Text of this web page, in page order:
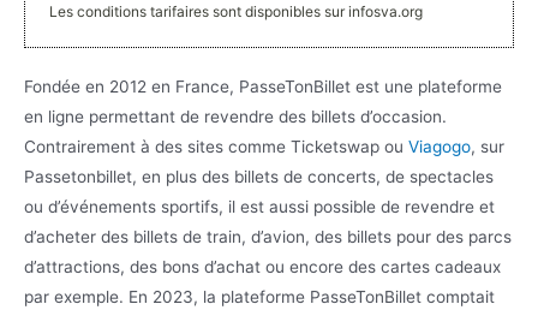
Les conditions tarifaires sont disponibles sur infosva.org
Fondée en 2012 en France, PasseTonBillet est une plateforme
en ligne permettant de revendre des billets d’occasion.
Contrairement à des sites comme Ticketswap ou Viagogo, sur
Passetonbillet, en plus des billets de concerts, de spectacles
ou d’événements sportifs, il est aussi possible de revendre et
d’acheter des billets de train, d’avion, des billets pour des parcs
d’attractions, des bons d’achat ou encore des cartes cadeaux
par exemple. En 2023, la plateforme PasseTonBillet comptait